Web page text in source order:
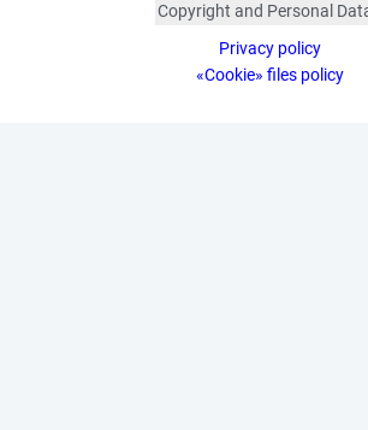
Copyright and Personal
published with the
consent of the individuals
Privacy policy
«Cookie» files policy